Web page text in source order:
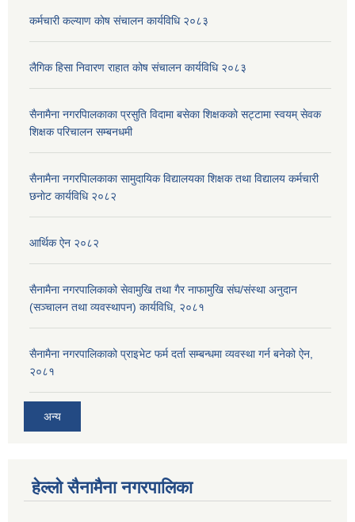
कर्मचारी कल्याण काेष संचालन कार्यविधि २०८३
लैगिक हिसा निवारण राहात कोष संचालन कार्यविधि २०८३
सैनामैना नगरपािलकाका प्रसुति विदामा बसेका शिक्षककाे सट्टामा स्वयम् सेवक
शिक्षक परिचालन सम्बनधमी
सैनामैना नगरपािलकाका सामुदायिक विद्यालयका शिक्षक तथा विद्यालय कर्मचारी
छनाेट कार्यविधि २०८२
आर्थिक ऐन २०८२
सैनामैना नगरपालिकाको सेवामुखि तथा गैर नाफामुखि संघ/संस्था अनुदान
(सञ्चालन तथा व्यवस्थापन) कार्यविधि, २०८१
सैनामैना नगरपालिकाको प्राइभेट फर्म दर्ता सम्बन्धमा व्यवस्था गर्न बनेको ऐन,
२०८१
अन्य
हेल्लो सैनामैना नगरपालिका